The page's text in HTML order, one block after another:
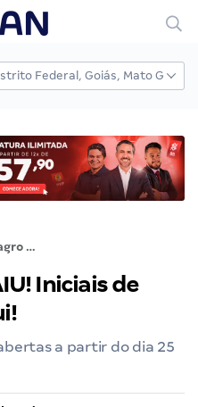
Edital Iagro MS SAIU! Iniciais de R$7,2 mil; veja aqui!
Iniciais de
a partir do dia 25